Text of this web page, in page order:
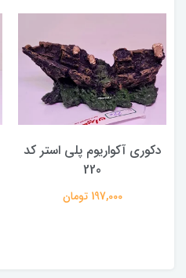
دکوری آکواریوم پلی استر کد
220
197,000 تومان